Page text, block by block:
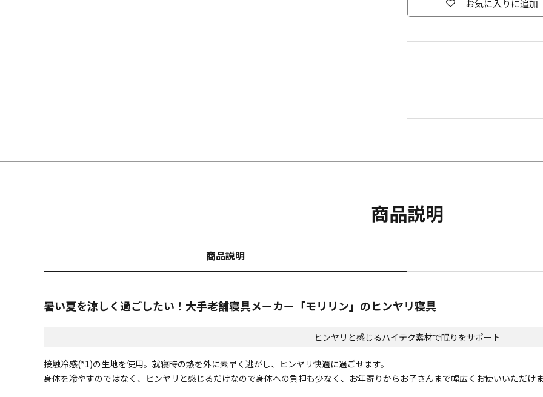
お気に入りに追加
商品説明
商品説明
暑い夏を涼しく過ごしたい！大手老舗寝具メーカー「モリリン」のヒンヤリ寝具
ヒンヤリと感じるハイテク素材で眠りをサポート
接触冷感(*1)の生地を使用。就寝時の熱を外に素早く逃がし、ヒンヤリ快適に過ごせます。
身体を冷やすのではなく、ヒンヤリと感じるだけなので身体への負担も少なく、お年寄りからお子さんまで幅広くお使いいただけ